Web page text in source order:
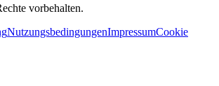
vorbehalten.
NutzungsbedingungenImpressumCookie